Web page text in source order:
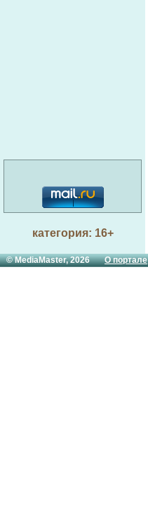
категория: 16+
© MediaMaster, 2026О портале